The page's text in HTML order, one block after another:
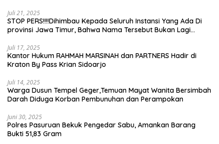
Juli 21, 2025
STOP PERS!!!!Dihimbau Kepada Seluruh Instansi Yang Ada Di
provinsi Jawa Timur, Bahwa Nama Tersebut Bukan Lagi
Juli 17, 2025
Kantor Hukum RAHMAH MARSINAH dan PARTNERS Hadir di
Kraton By Pass Krian Sidoarjo
Juli 14, 2025
Warga Dusun Tempel Geger,Temuan Mayat Wanita Bersimbah
Darah Diduga Korban Pembunuhan dan Perampokan
Juni 30, 2025
Polres Pasuruan Bekuk Pengedar Sabu, Amankan Barang
Bukti 51,83 Gram